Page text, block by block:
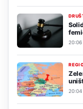
20:06
20:04